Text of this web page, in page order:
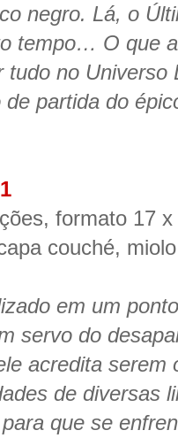
negro. Lá, o
tempo… O que
tudo no
partida do
formato 17
couché,
em um
servo do
acredita serem
de diversas
que se